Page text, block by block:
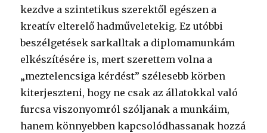
kezdve a szintetikus szerektől egészen a
kreatív elterelő hadműveletekig. Ez utóbbi
beszélgetések sarkalltak a diplomamunkám
elkészítésére is, mert szerettem volna a
„meztelencsiga kérdést” szélesebb körben
kiterjeszteni, hogy ne csak az állatokkal való
furcsa viszonyomról szóljanak a munkáim,
hanem könnyebben kapcsolódhassanak hozzá